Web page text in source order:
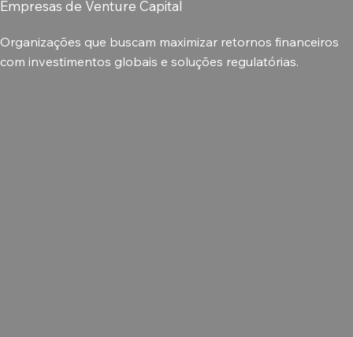
Organizações que buscam maximizar retornos financeiros
com investimentos globais e soluções regulatórias.
Empresas de Venture Capital